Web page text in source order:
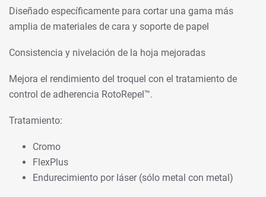
Diseñado específicamente para cortar una gama más
amplia de materiales de cara y soporte de papel
Consistencia y nivelación de la hoja mejoradas
Mejora el rendimiento del troquel con el tratamiento de
control de adherencia RotoRepel™.
Tratamiento:
Cromo
FlexPlus
Endurecimiento por láser (sólo metal con metal)